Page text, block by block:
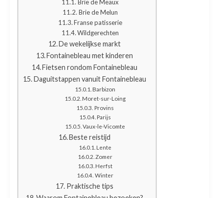
Brie de Meaux
Brie de Melun
Franse patisserie
Wildgerechten
De wekelijkse markt
Fontainebleau met kinderen
Fietsen rondom Fontainebleau
Daguitstappen vanuit Fontainebleau
Barbizon
Moret-sur-Loing
Provins
Parijs
Vaux-le-Vicomte
Beste reistijd
Lente
Zomer
Herfst
Winter
Praktische tips